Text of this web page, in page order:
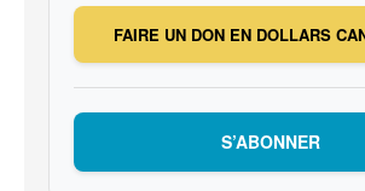
FAIRE UN DON EN DOLLARS
S’ABONNER